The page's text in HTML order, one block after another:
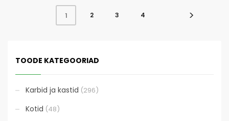
1 2 3 4
TOODE KATEGOORIAD
Karbid ja kastid (296)
Kotid (48)